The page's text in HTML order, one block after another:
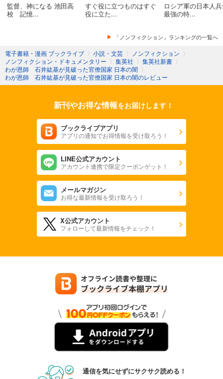
監督、神になる 池田高
校 記憶...
すぐ役に立つものはすぐ
役に立た...
ロシア軍の日本人
最強の特...
「ノンフィクション」ランキングの一覧へ
電子書籍・漫画 ブックライブ 〉 小説・文芸 〉 ノンフィクション 〉
ノンフィクション・ドキュメンタリー 〉 集英社 〉 集英社新書 〉
わが恩師 石井紘基が見破った官僚国家 日本の闇 〉
わが恩師 石井紘基が見破った官僚国家 日本の闇のレビュー
新刊やお得な情報をお届けします！
ブックライブアプリ
アプリの通知でお得情報を受け取ろう！
LINE公式アカウント
アカウント連携で限定クーポンゲット！
メールマガジン
お得な最新情報を受け取ろう！
X公式アカウント
フォローして最新情報をチェック！
通信を気にせずにサクサク読める！